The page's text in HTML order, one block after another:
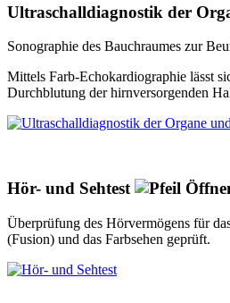
Ultraschalldiagnostik der
Sonographie des Bauchraumes zur
Mittels Farb-Echokardiographie lässt
Durchblutung der hirnversorgenden
Hör- und Sehtest
Überprüfung des Hörvermögens für
(Fusion) und das Farbsehen geprüft.